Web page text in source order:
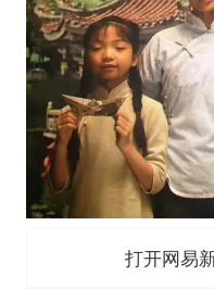
打开网易